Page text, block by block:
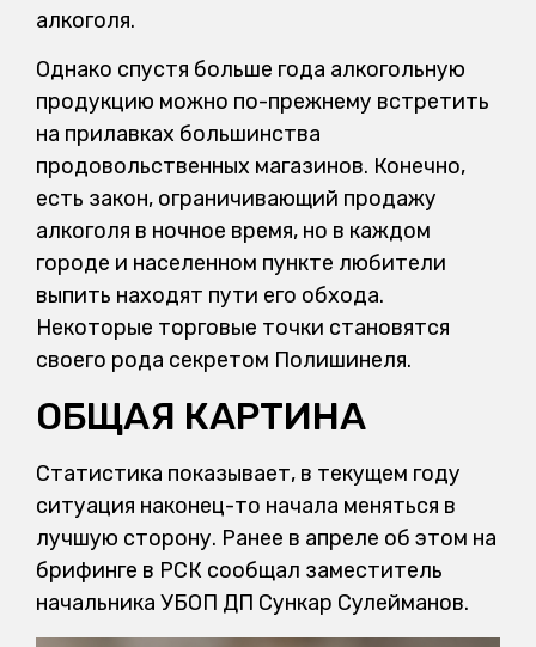
алкоголя.
Однако спустя больше года алкогольную
продукцию можно по-прежнему встретить
на прилавках большинства
продовольственных магазинов. Конечно,
есть закон, ограничивающий продажу
алкоголя в ночное время, но в каждом
городе и населенном пункте любители
выпить находят пути его обхода.
Некоторые торговые точки становятся
своего рода секретом Полишинеля.
ОБЩАЯ КАРТИНА
Статистика показывает, в текущем году
ситуация наконец-то начала меняться в
лучшую сторону. Ранее в апреле об этом на
брифинге в РСК сообщал заместитель
начальника УБОП ДП Сункар Сулейманов.